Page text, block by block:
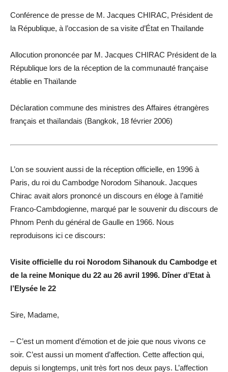
Conférence de presse de M. Jacques CHIRAC, Président de
la République, à l’occasion de sa visite d’État en Thaïlande
Allocution prononcée par M. Jacques CHIRAC Président de la
République lors de la réception de la communauté française
établie en Thaïlande
Déclaration commune des ministres des Affaires étrangères
français et thaïlandais (Bangkok, 18 février 2006)
L’on se souvient aussi de la réception officielle, en 1996 à
Paris, du roi du Cambodge Norodom Sihanouk. Jacques
Chirac avait alors prononcé un discours en éloge à l’amitié
Franco-Cambdogienne, marqué par le souvenir du discours de
Phnom Penh du général de Gaulle en 1966. Nous
reproduisons ici ce discours:
Visite officielle du roi Norodom Sihanouk du Cambodge et
de la reine Monique du 22 au 26 avril 1996. Dîner d’Etat à
l’Elysée le 22
Sire, Madame,
– C’est un moment d’émotion et de joie que nous vivons ce
soir. C’est aussi un moment d’affection. Cette affection qui,
depuis si longtemps, unit très fort nos deux pays. L’affection